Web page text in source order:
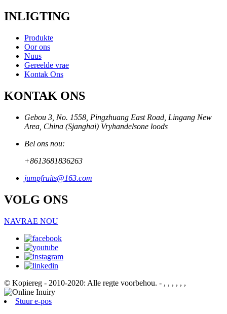
INLIGTING
Produkte
Oor ons
Nuus
Gereelde vrae
Kontak Ons
KONTAK ONS
Gebou 3, No. 1558, Pingzhuang East Road, Lingang New
Area, China (Sjanghai) Vryhandelsone loods
Bel ons nou:
+8613681836263
jumpfruits@163.com
VOLG ONS
NAVRAE NOU
© Kopiereg - 2010-2020: Alle regte voorbehou. - , , , , , ,
Stuur e-pos